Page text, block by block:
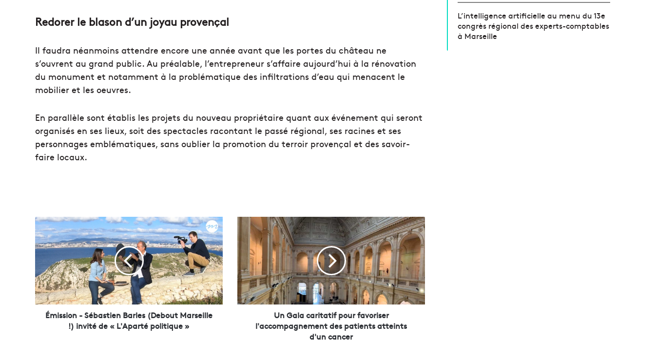
Redorer le blason d’un joyau provençal
Il faudra néanmoins attendre encore une année avant que les portes du château ne
s’ouvrent au grand public. Au préalable, l’entrepreneur s’affaire aujourd’hui à la rénovation
du monument et notamment à la problématique des infiltrations d’eau qui menacent le
mobilier et les oeuvres.
En parallèle sont établis les projets du nouveau propriétaire quant aux événement qui seront
organisés en ses lieux, soit des spectacles racontant le passé régional, ses racines et ses
personnages emblématiques, sans oublier la promotion du terroir provençal et des savoir-
faire locaux.
É
m
i
s
i
o
n
-
Émission - Sébastien Barles (Debout Marseille
!) invité de « L'Aparté politique »
G
a
c
a
r
Un Gala caritatif pour favoriser
l'accompagnement des patients atteints
d'un cancer
L’intelligence artificielle au menu du 13e
congrès régional des experts-comptables
à Marseille